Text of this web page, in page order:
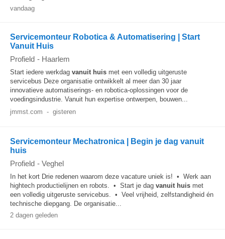
vandaag
Servicemonteur Robotica & Automatisering | Start
Vanuit Huis
Profield - Haarlem
Start iedere werkdag vanuit huis met een volledig uitgeruste
servicebus Deze organisatie ontwikkelt al meer dan 30 jaar
innovatieve automatiserings- en robotica-oplossingen voor de
voedingsindustrie. Vanuit hun expertise ontwerpen, bouwen...
jmmst.com - gisteren
Servicemonteur Mechatronica | Begin je dag vanuit
huis
Profield - Veghel
In het kort Drie redenen waarom deze vacature uniek is! • Werk aan
hightech productielijnen en robots. • Start je dag vanuit huis met
een volledig uitgeruste servicebus. • Veel vrijheid, zelfstandigheid én
technische diepgang. De organisatie...
2 dagen geleden